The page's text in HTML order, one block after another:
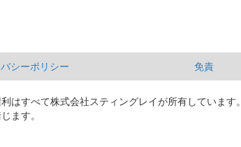
シーポリシー 免責
はすべて株式会社スティングレイが所有しています。
ます。